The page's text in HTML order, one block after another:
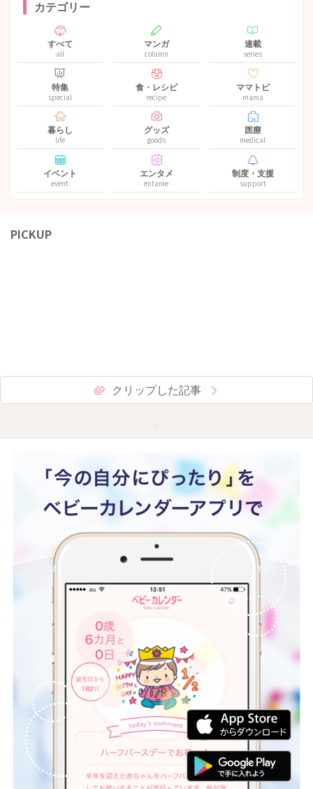
カテゴリー
すべて
all
マンガ
column
連載
series
特集
special
食・レシピ
recipe
ママトピ
mama
暮らし
life
グッズ
goods
医療
medical
イベント
event
エンタメ
entame
制度・支援
support
PICKUP
クリップした記事